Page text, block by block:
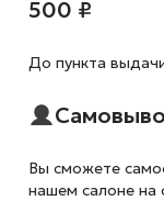
500 ₽
До пункта
Вы сможете
нашем салоне на